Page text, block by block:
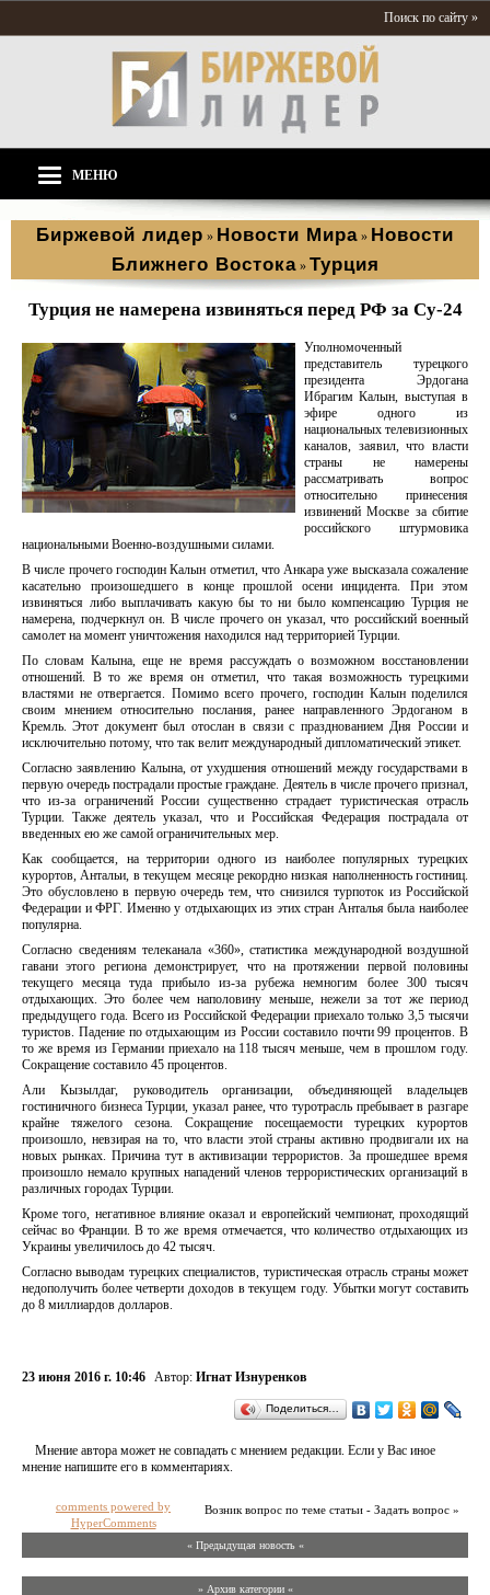
Поиск по сайту »
МЕНЮ
Биржевой лидер » Новости Мира » Новости
Ближнего Востока » Турция
Турция не намерена извиняться перед РФ за Су-24
Уполномоченный
представитель турецкого
президента Эрдогана
Ибрагим Калын, выступая в
эфире одного из
национальных телевизионных
каналов, заявил, что власти
страны не намерены
рассматривать вопрос
относительно принесения
извинений Москве за сбитие
российского штурмовика
национальными Военно-воздушными силами.
В числе прочего господин Калын отметил, что Анкара уже высказала сожаление
касательно произошедшего в конце прошлой осени инцидента. При этом
извиняться либо выплачивать какую бы то ни было компенсацию Турция не
намерена, подчеркнул он. В числе прочего он указал, что российский военный
самолет на момент уничтожения находился над территорией Турции.
По словам Калына, еще не время рассуждать о возможном восстановлении
отношений. В то же время он отметил, что такая возможность турецкими
властями не отвергается. Помимо всего прочего, господин Калын поделился
своим мнением относительно послания, ранее направленного Эрдоганом в
Кремль. Этот документ был отослан в связи с празднованием Дня России и
исключительно потому, что так велит международный дипломатический этикет.
Согласно заявлению Калына, от ухудшения отношений между государствами в
первую очередь пострадали простые граждане. Деятель в числе прочего признал,
что из-за ограничений России существенно страдает туристическая отрасль
Турции. Также деятель указал, что и Российская Федерация пострадала от
введенных ею же самой ограничительных мер.
Как сообщается, на территории одного из наиболее популярных турецких
курортов, Антальи, в текущем месяце рекордно низкая наполненность гостиниц.
Это обусловлено в первую очередь тем, что снизился турпоток из Российской
Федерации и ФРГ. Именно у отдыхающих из этих стран Анталья была наиболее
популярна.
Согласно сведениям телеканала «360», статистика международной воздушной
гавани этого региона демонстрирует, что на протяжении первой половины
текущего месяца туда прибыло из-за рубежа немногим более 300 тысяч
отдыхающих. Это более чем наполовину меньше, нежели за тот же период
предыдущего года. Всего из Российской Федерации приехало только 3,5 тысячи
туристов. Падение по отдыхающим из России составило почти 99 процентов. В
то же время из Германии приехало на 118 тысяч меньше, чем в прошлом году.
Сокращение составило 45 процентов.
Али Кызылдаг, руководитель организации, объединяющей владельцев
гостиничного бизнеса Турции, указал ранее, что туротрасль пребывает в разгаре
крайне тяжелого сезона. Сокращение посещаемости турецких курортов
произошло, невзирая на то, что власти этой страны активно продвигали их на
новых рынках. Причина тут в активизации террористов. За прошедшее время
произошло немало крупных нападений членов террористических организаций в
различных городах Турции.
Кроме того, негативное влияние оказал и европейский чемпионат, проходящий
сейчас во Франции. В то же время отмечается, что количество отдыхающих из
Украины увеличилось до 42 тысяч.
Согласно выводам турецких специалистов, туристическая отрасль страны может
недополучить более четверти доходов в текущем году. Убытки могут составить
до 8 миллиардов долларов.
23 июня 2016 г. 10:46 Автор: Игнат Изнуренков
Поделиться…
Мнение автора может не совпадать с мнением редакции. Если у Вас иное
мнение напишите его в комментариях.
Возник вопрос по теме статьи - Задать вопрос »
comments powered by
HyperComments
« Предыдущая новость «
» Архив категории «